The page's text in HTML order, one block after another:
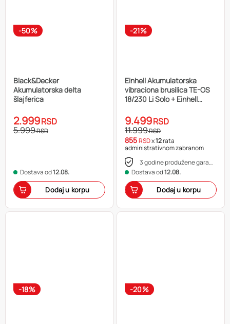
-50%
Black&Decker
Akumulatorska delta
šlajferica
2.999RSD
5.999RSD
Dostava od12.08.
Dodaj u korpu
-21%
Einhell Akumulatorska
vibraciona brusilica TE-OS
18/230 Li Solo + Einhell
Starter-Kit
9.499RSD
11.999RSD
855RSDx12rata
administrativnom zabranom
3 godine produžene garancije
Dostava od12.08.
Dodaj u korpu
-18% -20%